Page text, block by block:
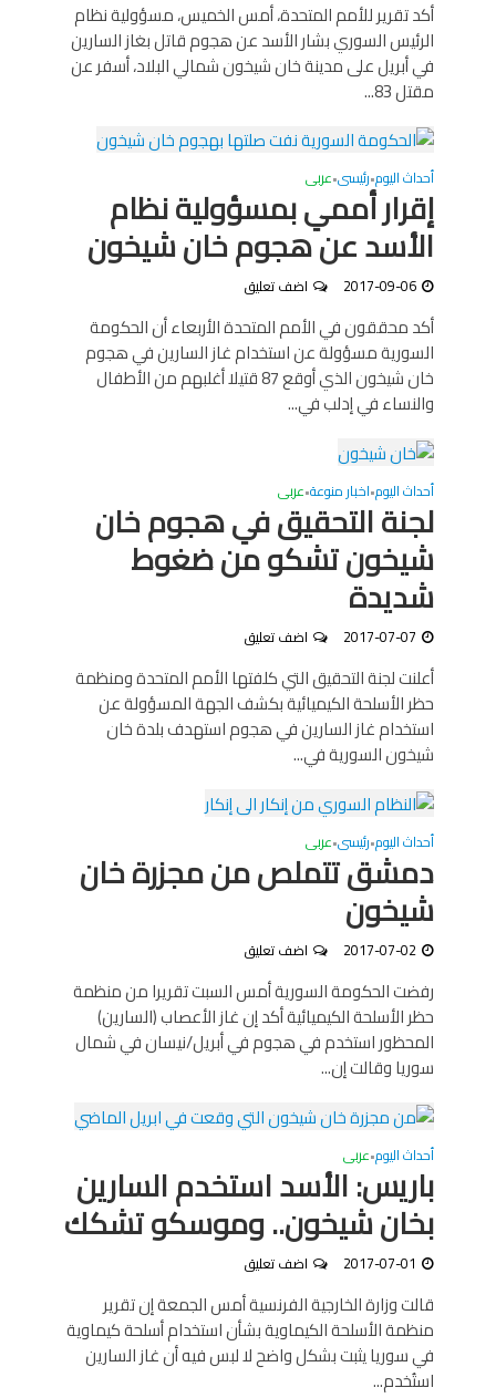
أكد تقرير للأمم المتحدة، أمس الخميس، مسؤولية نظام
الرئيس السوري بشار الأسد عن هجوم قاتل بغاز السارين
في أبريل على مدينة خان شيخون شمالي البلاد، أسفر عن
مقتل 83...
أحداث اليوم•رئيسى•عربى
إقرار أممي بمسؤولية نظام
الأسد عن هجوم خان شيخون
2017-09-06 اضف تعليق
أكد محققون في الأمم المتحدة الأربعاء أن الحكومة
السورية مسؤولة عن استخدام غاز السارين في هجوم
خان شيخون الذي أوقع 87 قتيلا أغلبهم من الأطفال
والنساء في إدلب في...
أحداث اليوم•اخبار منوعة•عربى
لجنة التحقيق في هجوم خان
شيخون تشكو من ضغوط
شديدة
2017-07-07 اضف تعليق
أعلنت لجنة التحقيق التي كلفتها الأمم المتحدة ومنظمة
حظر الأسلحة الكيميائية بكشف الجهة المسؤولة عن
استخدام غاز السارين في هجوم استهدف بلدة خان
شيخون السورية في...
أحداث اليوم•رئيسى•عربى
دمشق تتملص من مجزرة خان
شيخون
2017-07-02 اضف تعليق
رفضت الحكومة السورية أمس السبت تقريرا من منظمة
حظر الأسلحة الكيميائية أكد إن غاز الأعصاب (السارين)
المحظور استخدم في هجوم في أبريل/نيسان في شمال
سوريا وقالت إن...
أحداث اليوم•عربى
باريس: الأسد استخدم السارين
بخان شيخون.. وموسكو تشكك
2017-07-01 اضف تعليق
قالت وزارة الخارجية الفرنسية أمس الجمعة إن تقرير
منظمة الأسلحة الكيماوية بشأن استخدام أسلحة كيماوية
في سوريا يثبت بشكل واضح لا لبس فيه أن غاز السارين
استُخدم...